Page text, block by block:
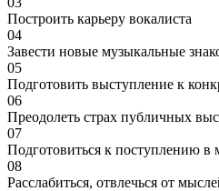
Построить карьеру вокалиста
04
Завести новые музыкальные
05
Подготовить выступление к
06
Преодолеть страх публичных
07
Подготовиться к поступлению в
08
Расслабиться, отвлечься от